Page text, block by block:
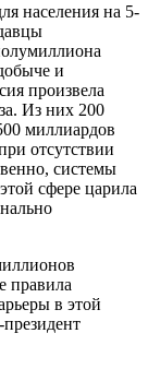
населения на 5-
и
произвела
Из них 200
миллиардов
отсутствии
системы
сфере царила
правила
в этой